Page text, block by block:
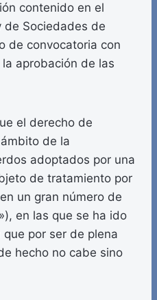
contenido en el
de Sociedades de
de convocatoria con
aprobación de las
el derecho de
de la
adoptados por una
de tratamiento por
un gran número de
en las que se ha ido
por ser de plena
hecho no cabe sino